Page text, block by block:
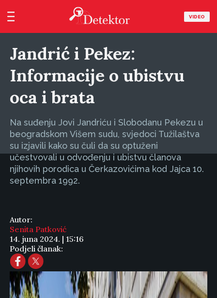
VIDEO
Jandrić i Pekez:
Informacije o ubistvu
oca i brata
Na suđenju Jovi Jandriću i Slobodanu Pekezu u
beogradskom Višem sudu, svjedoci Tužilaštva
su izjavili kako su čuli da su optuženi
učestvovali u odvođenju i ubistvu članova
njihovih porodica u Čerkazovićima kod Jajca 10.
septembra 1992.
Autor:
Senita Patković
14. juna 2024. | 15:16
Podjeli članak: